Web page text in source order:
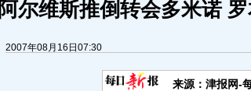
阿尔维斯推倒转会多米诺
2007年08月16日07:30
来源：津报网-